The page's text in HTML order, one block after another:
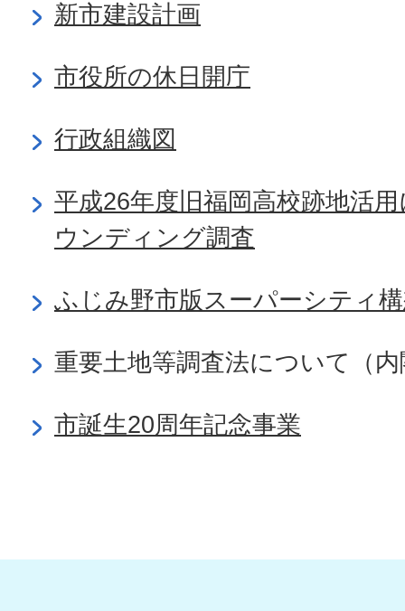
新市建設計画
市役所の休日開庁
行政組織図
平成26年度旧福岡高校跡地活
ウンディング調査
ふじみ野市版スーパーシティ
重要土地等調査法について（
市誕生20周年記念事業